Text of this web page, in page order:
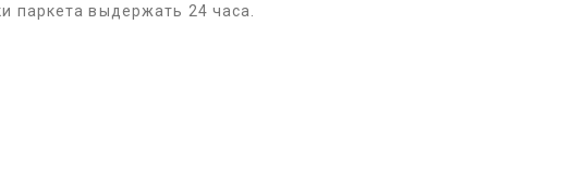
паркета выдержать 24 часа.